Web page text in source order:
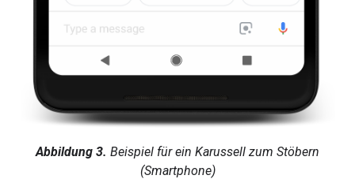
Abbildung 3. Beispiel für ein Karussell zum Stöbern
(Smartphone)